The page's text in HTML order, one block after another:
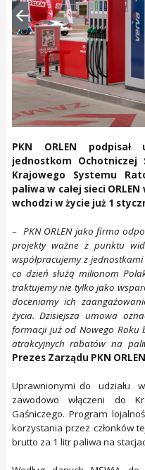
PKN ORLEN
jednostkom Ochotniczej
Krajowego Systemu
paliwa w całej sieci
wchodzi w życie już 1
– PKN ORLEN jako firma
projekty ważne z punktu
współpracujemy z
co dzień służą milionom
traktujemy nie tylko jako
doceniamy ich
życia. Dzisiejsza umowa
formacji już od Nowego Roku
atrakcyjnych rabatów na
Prezes Zarządu PKN
Uprawnionymi do udziału
zawodowo włączeni do
Gaśniczego. Program
korzystania przez członków
brutto za 1 litr paliwa na